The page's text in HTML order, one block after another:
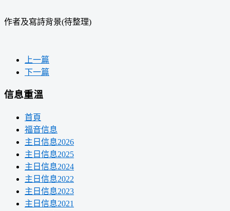
作者及寫詩背景(待整理)
上一篇
下一篇
信息重溫
首頁
福音信息
主日信息2026
主日信息2025
主日信息2024
主日信息2022
主日信息2023
主日信息2021